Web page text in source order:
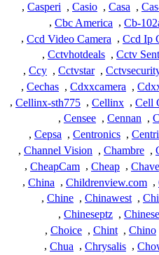
,
Casa
,
Casio
,
Casperi
,
Cb-
,
Cbc America
,
Ccd Ip
,
Ccd Video Camera
,
Cctv
,
Cctvhotdeals
,
,
Cctvstar
,
Ccy
,
,
Cdxxcamera
,
Cechas
,
Cell
,
Cellinx
,
Cellinx-sth775
,
,
Cennan
,
Censee
,
,
Centronics
,
Cepsa
,
,
Chambre
,
Channel Vision
,
,
Cheap
,
CheapCam
,
,
Childrenview.com
,
China
,
,
Chinawest
,
Chine
,
,
Chineseptz
,
Chino
,
Chint
,
Choice
,
,
Chrysalis
,
Chua
,